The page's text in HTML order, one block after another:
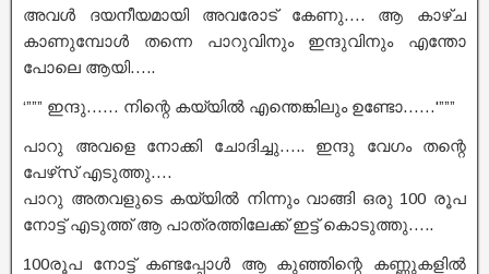
അവൾ ദയനീയമായി അവരോട് കേണു…. ആ കാഴ്ച
കാണുമ്പോൾ തന്നെ പാറുവിനും ഇന്ദുവിനും എന്തോ
പോലെ ആയി…..
‘””” ഇന്ദു…… നിന്റെ കയ്യിൽ എന്തെങ്കിലും ഉണ്ടോ……'”””
പാറു അവളെ നോക്കി ചോദിച്ചു….. ഇന്ദു വേഗം തന്റെ
പേഴ്‌സ് എടുത്തു….
പാറു അതവളുടെ കയ്യിൽ നിന്നും വാങ്ങി ഒരു 100 രൂപ
നോട്ട് എടുത്ത് ആ പാത്രത്തിലേക്ക് ഇട്ട് കൊടുത്തു…..
100രൂപ നോട്ട് കണ്ടപ്പോൾ ആ കുഞ്ഞിന്റെ കണ്ണുകളിൽ